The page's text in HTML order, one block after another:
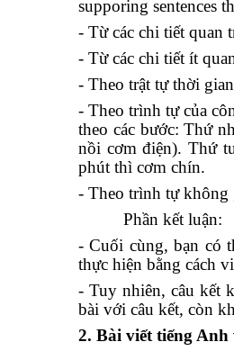
supporing sentences
- Từ các chi tiết quan
- Từ các chi tiết ít
- Theo trật tự thời
- Theo trình tự của
theo các bước: Thứ
nồi cơm điện). Thứ
phút thì cơm chín.
- Theo trình tự không
Phần kết luận:
- Cuối cùng, bạn có
thực hiện bằng cách
- Tuy nhiên, câu kết
bài với câu kết, còn
2. Bài viết tiếng